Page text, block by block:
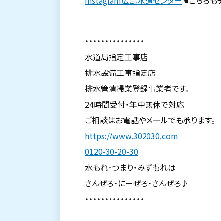
・・・・・・・・・・・・・・・
水道局指定工事店
排水設備工事指定店
排水管清掃業登録事業者です。
24時間受付・年中無休で対応
ご相談はお電話やメールでも承ります。
https://www.302030.com
0120-30-20-30
水もれ・つまり・みずもれは
さんぜろ・にーぜろ・さんぜろ♪
・・・・・・・・・・・・・・・